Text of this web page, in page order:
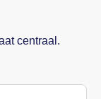
centraal.